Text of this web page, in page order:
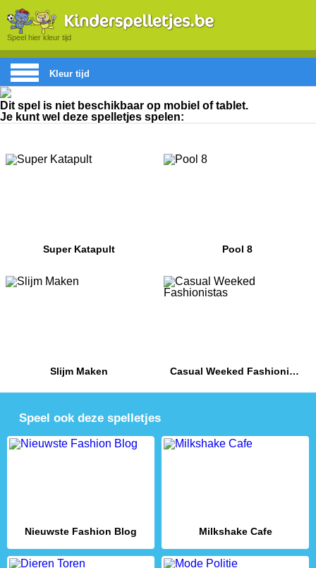
Speel hier kleur tijd
Kleur tijd
Dit spel is niet beschikbaar op mobiel of tablet.
Je kunt wel deze spelletjes spelen:
Super Katapult Pool 8
Slijm Maken Casual Weeked Fashionistas
Speel ook deze spelletjes
Nieuwste Fashion Blog Milkshake Cafe